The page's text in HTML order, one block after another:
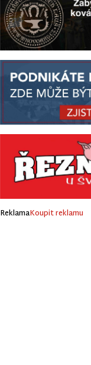
ReklamaKoupit reklamu